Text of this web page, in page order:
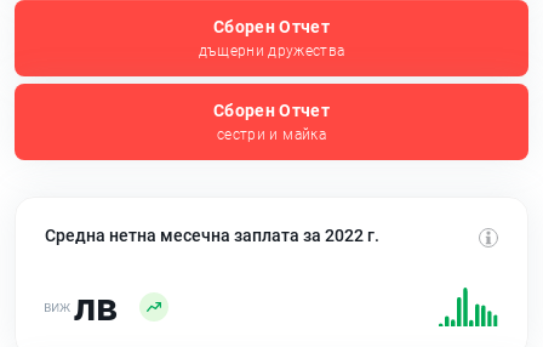
Сборен Отчет
дъщерни дружества
Сборен Отчет
сестри и майка
Средна нетна месечна заплата за 2022 г.
лв